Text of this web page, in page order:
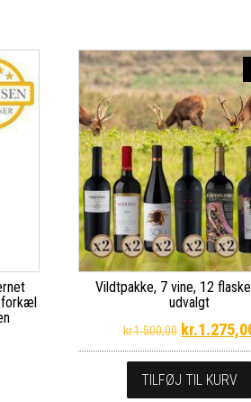
forkæl
Vildtpakke, 7 vine, 12
udvalgt
kr.1.500,00 Den
kr.
TILFØJ TIL KURV